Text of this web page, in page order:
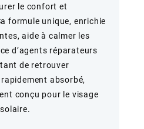
le confort et
formule unique, enrichie
aide à calmer les
d’agents réparateurs
de retrouver
absorbé,
conçu pour le visage